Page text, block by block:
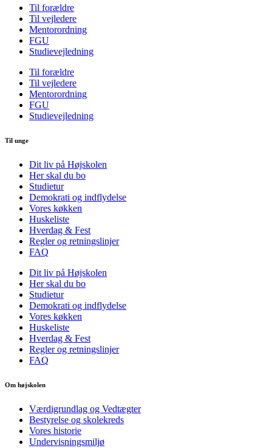
Til forældre
Til vejledere
Mentorordning
FGU
Studievejledning
Til forældre
Til vejledere
Mentorordning
FGU
Studievejledning
Til unge
Dit liv på Højskolen
Her skal du bo
Studietur
Demokrati og indflydelse
Vores køkken
Huskeliste
Hverdag & Fest
Regler og retningslinjer
FAQ
Dit liv på Højskolen
Her skal du bo
Studietur
Demokrati og indflydelse
Vores køkken
Huskeliste
Hverdag & Fest
Regler og retningslinjer
FAQ
Om højskolen
Værdigrundlag og Vedtægter
Bestyrelse og skolekreds
Vores historie
Undervisningsmiljø